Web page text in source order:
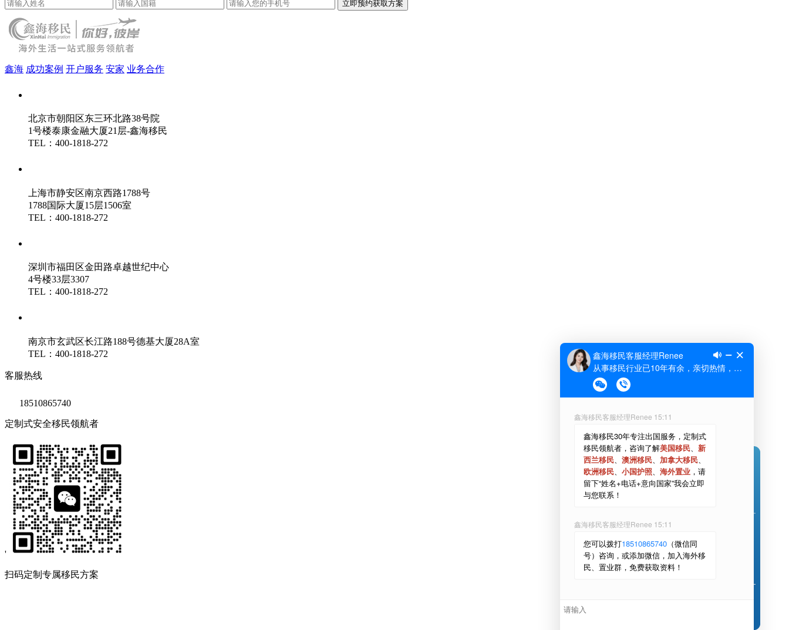
鑫海 成功案例 开户服务 安家 业务合作
北京市朝阳区东三环北路38号院
1号楼泰康金融大厦21层-鑫海移民
TEL：400-1818-272
上海市静安区南京西路1788号
1788国际大厦15层1506室
TEL：400-1818-272
深圳市福田区金田路卓越世纪中心
4号楼33层3307
TEL：400-1818-272
南京市玄武区长江路188号德基大厦28A室
TEL：400-1818-272
客服热线
18510865740
定制式安全移民领航者
'
扫码定制专属移民方案